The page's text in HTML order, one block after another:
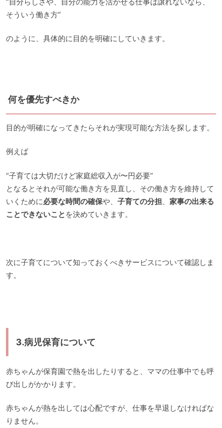
そういう働き方”
のように、具体的に目的を明確にしていきます。
何を優先すべきか
目的が明確になってきたらそれが実現可能な方法を探します。
例えば
“子育ては大切だけど家庭総収入が〜円必要”
となるとそれが可能な働き方を見直し、その働き方を維持して
いくために必要な時間の確保や、 子育ての分担、 家事の出来る
ことできないこと を決めていきます。
次に子育てについて知っておくべきサービスについて確認しま
す。
3.病児保育について
赤ちゃんが保育園で熱を出したりすると、ママの仕事中でも呼
び出しがかかります。
赤ちゃんが熱を出しては心配ですが、仕事を早退しなければな
りません。